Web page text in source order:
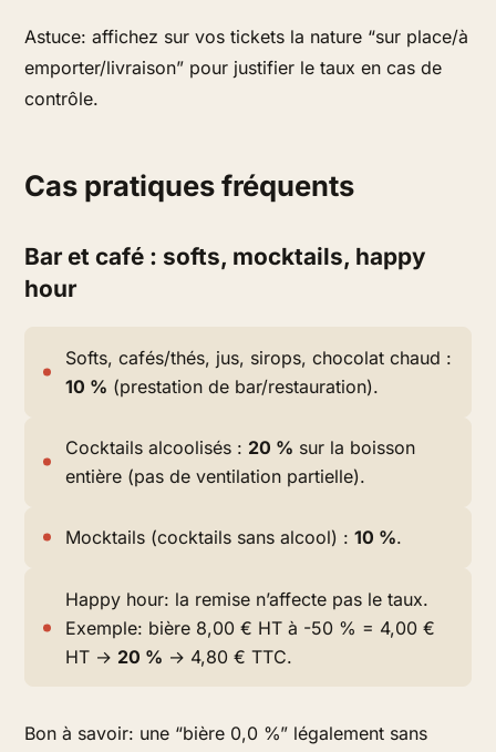
Astuce: affichez sur vos tickets la nature “sur place/à
emporter/livraison” pour justifier le taux en cas de
contrôle.
Cas pratiques fréquents
Bar et café : softs, mocktails, happy
hour
Softs, cafés/thés, jus, sirops, chocolat chaud :
10 % (prestation de bar/restauration).
Cocktails alcoolisés : 20 % sur la boisson
entière (pas de ventilation partielle).
Mocktails (cocktails sans alcool) :10 %.
Happy hour: la remise n’affecte pas le taux.
Exemple: bière 8,00 € HT à -50 % = 4,00 €
HT → 20 % → 4,80 € TTC.
Bon à savoir: une “bière 0,0 %” légalement sans